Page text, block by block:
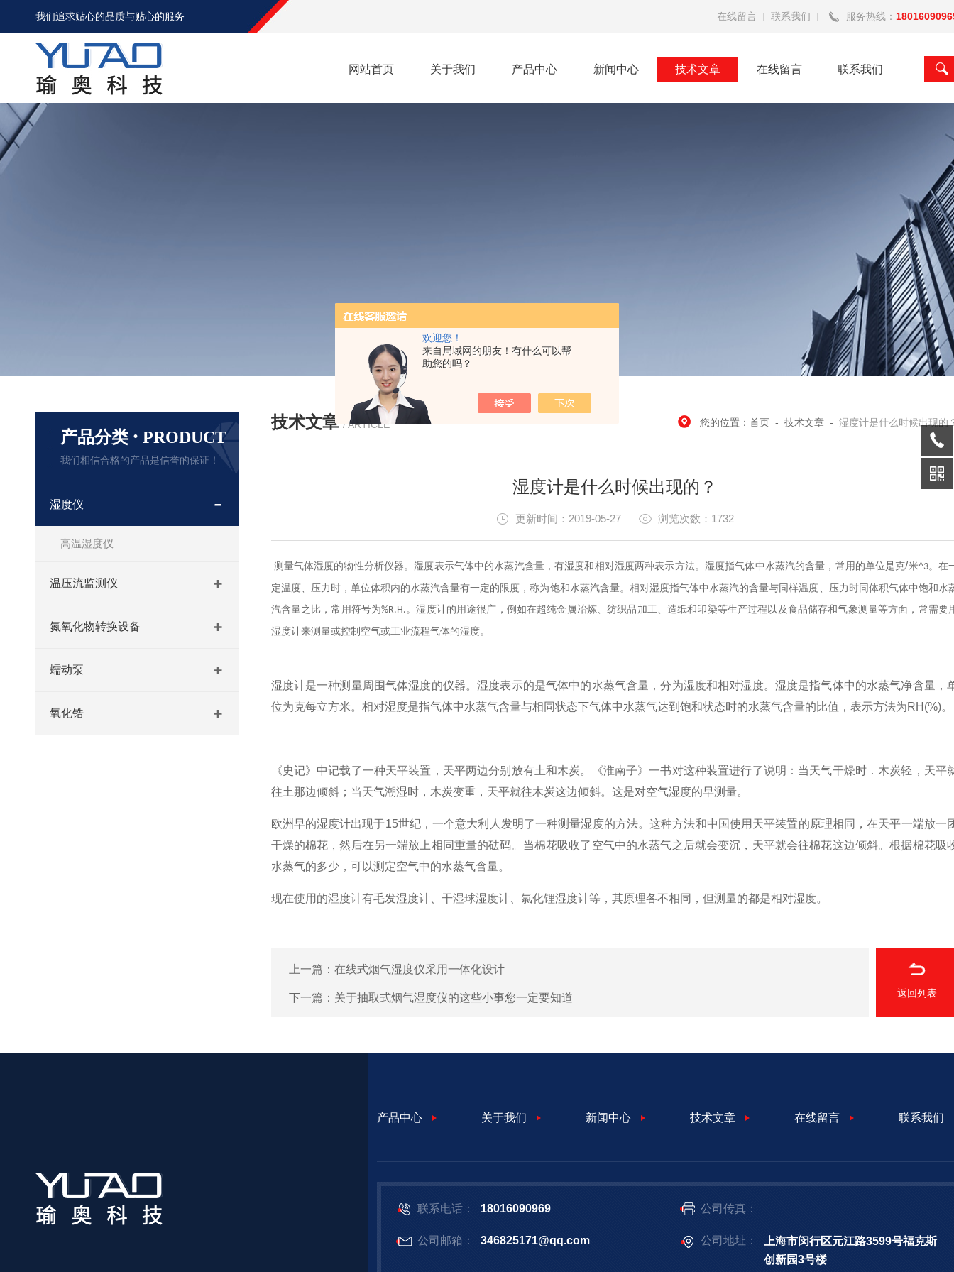
欢迎您！
来自局域网的朋友！有什么可以帮
助您的吗？
我们追求贴心的品质与贴心的服务 服务热线：
在线留言 联系我们
网站首页 关于我们 产品中心 新闻中心 技术文章 在线留言 联系我们
产品分类 · PRODUCT
我们相信合格的产品是信誉的保证！
湿度仪
高温湿度仪
温压流监测仪
氮氧化物转换设备
蠕动泵
氧化锆
技术文章 / ARTICLE 您的位置： 首页 - 技术文章 - 湿度计是什么时候出现的
湿度计是什么时候出现的？
更新时间：2019-05-27 浏览次数：1732
测量气体湿度的物性分析仪器。湿度表示气体中的水蒸汽含量，有湿度和相对湿度两种表示方法。湿度指气体中水蒸汽的含量，常用的单位是克/米^3。在
定温度、压力时，单位体积内的水蒸汽含量有一定的限度，称为饱和水蒸汽含量。相对湿度指气体中水蒸汽的含量与同样温度、压力时同体积气体中饱和水
汽含量之比，常用符号为%R.H.。湿度计的用途很广，例如在超纯金属冶炼、纺织品加工、造纸和印染等生产过程以及食品储存和气象测量等方面，常需要
湿度计来测量或控制空气或工业流程气体的湿度。
湿度计是一种测量周围气体湿度的仪器。湿度表示的是气体中的水蒸气含量，分为湿度和相对湿度。湿度是指气体中的水蒸气净含量，
位为克每立方米。相对湿度是指气体中水蒸气含量与相同状态下气体中水蒸气达到饱和状态时的水蒸气含量的比值，表示方法为RH(%)。
《史记》中记载了一种天平装置，天平两边分别放有土和木炭。《淮南子》一书对这种装置进行了说明：当天气干燥时．木炭轻，天平
往土那边倾斜；当天气潮湿时，木炭变重，天平就往木炭这边倾斜。这是对空气湿度的早测量。
欧洲早的湿度计出现于15世纪，一个意大利人发明了一种测量湿度的方法。这种方法和中国使用天平装置的原理相同，在天平一端放一
干燥的棉花，然后在另一端放上相同重量的砝码。当棉花吸收了空气中的水蒸气之后就会变沉，天平就会往棉花这边倾斜。根据棉花吸
水蒸气的多少，可以测定空气中的水蒸气含量。
现在使用的湿度计有毛发湿度计、干湿球湿度计、氯化锂湿度计等，其原理各不相同，但测量的都是相对湿度。
上一篇： 在线式烟气湿度仪采用一体化设计
下一篇： 关于抽取式烟气湿度仪的这些小事您一定要知道 返回列表
产品中心 关于我们 新闻中心 技术文章 在线留言 联系我们
联系电话： 18016090969 公司传真：
公司邮箱： 346825171@qq.com 公司地址：
上海市闵行区元江路3599号福克斯
创新园3号楼